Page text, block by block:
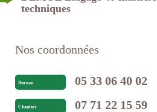
techniques
Nos coordonnées
Bureau 05 33 06 40 02
Chantier 07 71 22 15 59